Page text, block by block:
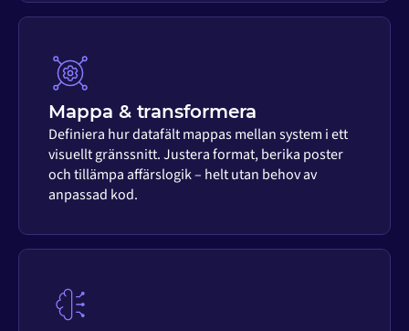
Mappa & transformera
Definiera hur datafält mappas mellan system i ett
visuellt gränssnitt. Justera format, berika poster
och tillämpa affärslogik – helt utan behov av
anpassad kod.